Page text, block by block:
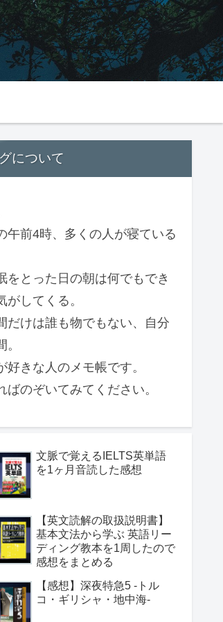
について
午前4時、多くの人が寝ている
をとった日の朝は何でもでき
がしてくる。
だけは誰も物でもない、自分
好きな人のメモ帳です。
ばのぞいてみてください。
文脈で覚えるIELTS英単語
を1ヶ月音読した感想
【英文読解の取扱説明書】
基本文法から学ぶ 英語リー
ディング教本を1周したので
感想をまとめる
【感想】深夜特急5 -トル
コ・ギリシャ・地中海-